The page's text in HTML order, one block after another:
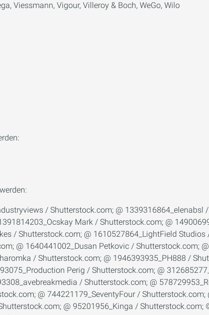
Viessmann, Vigour, Villeroy & Boch, WeGo, Wilo
/ Shutter­stock.com; © 1279101283_­Zerbor / Shutter­stock.com; © 128054303_­luchunyu / Shutter­stock.com; © 129598883_Yuganov Konstantin / Shutterstock.com; © 129991544_­Sergey Yechikov / Shutter­stock.com; © 1309867825_­Slavun / Shutter­stock.com; © 1313093828_­Thomas Faull / Shutter­stock.com; © 1317051047_­TRAIMAK / Shutter­stock.com; © 1317214805_­lakov Filimonov / Shutter­stock.com; © 1318378241_­Davidzo Photography / Shutter­stock.com; © 135254876_Visionsi / Shutterstock.com; © 1361678381_­Slavun / Shutter­stock.com; © 13624738_­Nikola Spasenoski / Shutter­stock.com; © 1367070815_­Juan Enrique del Barrio / Shutter­stock.com; © 1368819812_­A Lot Of People / Shutter­stock.com; © 1376803097_Slavun / Shutterstock.com; © 1382224007_­Konstantin Faraktinov / Shutter­stock.com; © 1383791894_­industryviews / Shutter­stock.com; © 1386410960_­RomanR / Shutter­stock.com; © 1390330976_­Slavun / Shutter­stock.com; © 1391475140_­Wellnhofer Designs / Shutter­stock.com; © 1404672050_­Black_­Magic / Shutter­stock.com; © 1433956919_­industryviews / Shutter­stock.com; © 1433956934_­industryviews / Shutter­stock.com; © 146244122_­stockfour / Shutter­stock.com; © 146244287_­stockfour / Shutter­stock.com; © 1474035368_­Mikhhail Gnatkovskiy / Shutter­stock.com; © 1491754745_­Archi_­Viz / Shutter­stock.com; © 1512311603_­Dusan Petkovic / Shutter­stock.com; © 1524061004_­ Lisic / Shutter­stock.com; © 1561584019_T.W. van Urk / Shutterstock.com; © 1603121185_Studio Romantic / Shutterstock.com; © 1603896640_ALDECA studio / Shutterstock.com; © 1622256955_Studio Romantic / Shutterstock.com; © 162391616_lightwavemedia / Shutterstock.com; © 1637172700_shisu_ka / Shutterstock.com; © 163959929_goodluz / Shutterstock.com; © 1670310451_peter jesche / Shutterstock.com; © 1706152993_alessandro guerriero / Shutterstock.com; © 1708602718_alessandro guerriero / Shutterstock.com; © 1715183881_alessandro guerriero / Shutterstock.com; © 173265281_­Aleksandar Tasevski / Shutter­stock.com; © 174156074_Syda Productions / Shutterstock.com; © 174314447_­Andrey_­Popov / Shutter­stock.com; © 17747521_­PhotoFixPics / Shutter­stock.com; © 1795583686_Tong_stocker / Shutterstock.com; © 180419903_­Dmitry Kalinovsky / Shutter­stock.com; © 1806440146_4 PM production / Shutterstock.com; © 181216904_­zhu difeng / Shutter­stock.com; © 1818766040_VK Studio / Shutterstock.com; © 182175485_­Alexander Raths / Shutter­stock.com; © 183681236_­Alexander Raths / Shutter­stock.com; © 189688622_Adisorn Chaisan / Shutterstock.com; © 191177942_­Production Perig / Shutter­stock.com; © 197322086_­Unkas Photo / Shutter­stock.com; © 198664448_­Andrey_­Popov / Shutter­stock.com; © 200304224_Antonio Guillem / Shutterstock.com; © 207837985_­Alexander Raths / Shutter­stock.com; © 221415214_stockfour ­/ Shutter­stock.com; © 227552734_Dmitry Kalinovsky / Shutterstock.com; © 232178113_­SpeedKingz / Shutter­stock.com; © 243409105_­Sopotnicki / Shutter­stock.com; © 249720535_Sergey Nivens / Shutterstock.com; © 254118193_­Dmitry Kalinovsky / Shutter­stock.com; ©